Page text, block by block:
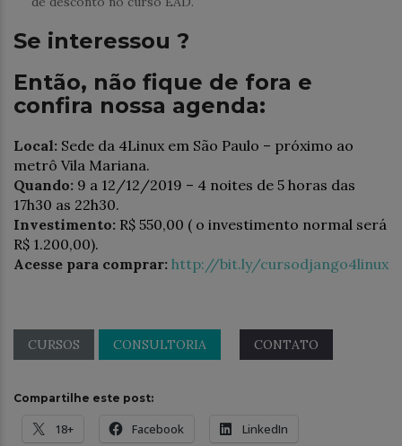
Se interessou ?
Então, não fique de fora e
confira nossa agenda:
Local: Sede da 4Linux em São Paulo – próximo ao
metrô Vila Mariana.
Quando: 9 a 12/12/2019 – 4 noites de 5 horas das
17h30 as 22h30.
Investimento: R$ 550,00 ( o investimento normal será
R$ 1.200,00).
Acesse para comprar: http://bit.ly/cursodjango4linux
CURSOS CONSULTORIA CONTATO
Compartilhe este post:
18+ Facebook LinkedIn